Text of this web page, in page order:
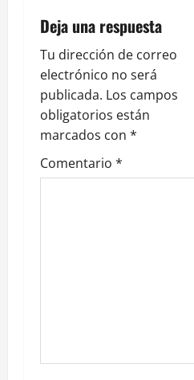
c
i
ó
n
d
e
a
Deja una respuesta
Tu dirección de correo
electrónico no será
publicada. Los campos
obligatorios están
marcados con *
Comentario *